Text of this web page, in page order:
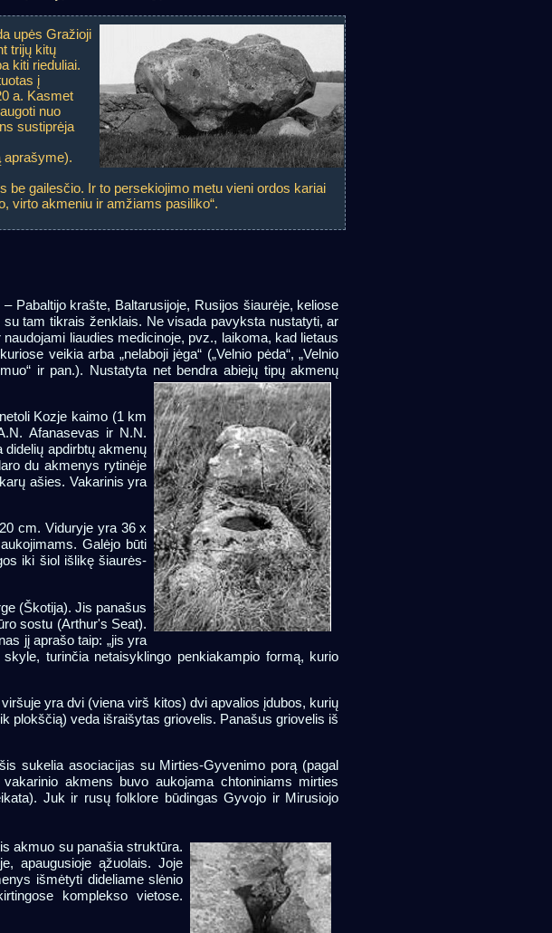
upės Gražioji
trijų kitų
kiti rieduliai.
į
a. Kasmet
nuo
sustiprėja
aprašyme).
be gailesčio. Ir to persekiojimo metu vieni ordos kariai
virto akmeniu ir amžiams pasiliko“.
Pabaltijo krašte, Baltarusijoje, Rusijos šiaurėje, keliose
tam tikrais ženklais. Ne visada pavyksta nustatyti, ar
liaudies medicinoje, pvz., laikoma, kad lietaus
veikia arba „nelaboji jėga“ („Velnio pėda“, „Velnio
ir pan.). Nustatyta net bendra abiejų tipų akmenų
Kozje kaimo (1 km
Afanasevas ir N.N.
apdirbtų akmenų
du akmenys rytinėje
ašies. Vakarinis yra
cm. Viduryje yra 36 x
Galėjo būti
iki šiol išlikę šiaurės-
(Škotija). Jis panašus
sostu (Arthur's Seat).
jį aprašo taip: „jis yra
turinčia netaisyklingo penkiakampio formą, kurio
yra dvi (viena virš kitos) dvi apvalios įdubos, kurių
plokščią) veda išraišytas griovelis. Panašus griovelis iš
sukelia asociacijas su Mirties-Gyvenimo porą (pagal
akmens buvo aukojama chtoniniams mirties
Juk ir rusų folklore būdingas Gyvojo ir Mirusiojo
akmuo su panašia struktūra.
apaugusioje ąžuolais. Joje
išmėtyti dideliame slėnio
komplekso vietose.